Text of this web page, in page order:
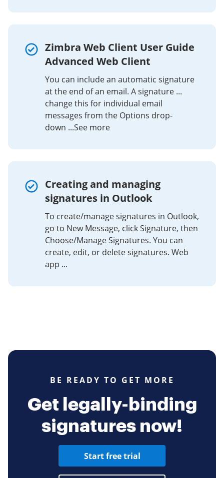
Zimbra Web Client User Guide
Advanced Web Client
You can include an automatic signature
at the end of an email. A signature ...
change this for individual email
messages from the Options drop-
down ...See more
Creating and managing
signatures in Outlook
To create/manage signatures in Outlook,
go to New Message, click Signature, then
Choose/Manage Signatures. You can
create, edit, or delete signatures. Web
app ...
BE READY TO GET MORE
Get legally-binding
signatures now!
Start free trial